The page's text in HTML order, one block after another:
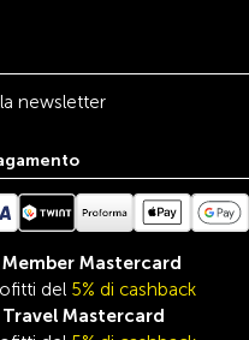
newsletter
Member Mastercard
del 5% di cashback
Travel Mastercard